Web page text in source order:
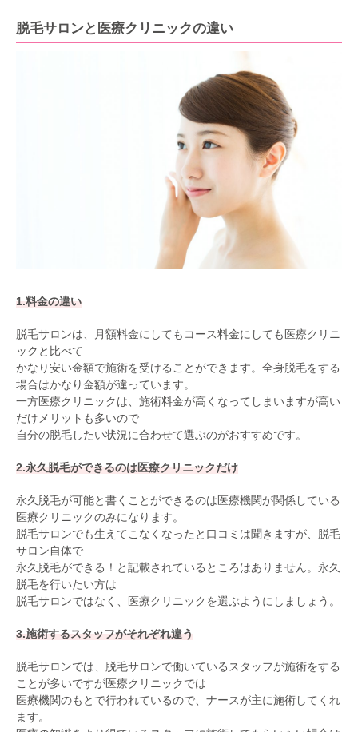
脱毛サロンと医療クリニックの違い
1.料金の違い
脱毛サロンは、月額料金にしてもコース料金にしても医療クリニ
ックと比べて
かなり安い金額で施術を受けることができます。全身脱毛をする
場合はかなり金額が違っています。
一方医療クリニックは、施術料金が高くなってしまいますが高い
だけメリットも多いので
自分の脱毛したい状況に合わせて選ぶのがおすすめです。
2.永久脱毛ができるのは医療クリニックだけ
永久脱毛が可能と書くことができるのは医療機関が関係している
医療クリニックのみになります。
脱毛サロンでも生えてこなくなったと口コミは聞きますが、脱毛
サロン自体で
永久脱毛ができる！と記載されているところはありません。永久
脱毛を行いたい方は
脱毛サロンではなく、医療クリニックを選ぶようにしましょう。
3.施術するスタッフがそれぞれ違う
脱毛サロンでは、脱毛サロンで働いているスタッフが施術をする
ことが多いですが医療クリニックでは
医療機関のもとで行われているので、ナースが主に施術してくれ
ます。